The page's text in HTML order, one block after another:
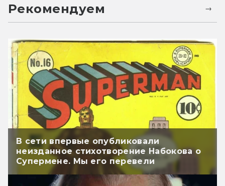
Рекомендуем
В сети впервые опубликовали
неизданное стихотворение Набокова о
Супермене. Мы его перевели